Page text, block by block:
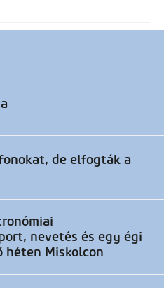
de elfogták a
nevetés és egy égi
héten Miskolcon